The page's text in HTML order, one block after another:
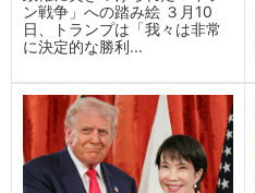
ン戦争」への踏み絵 ３月10
日、トランプは「我々は非常
に決定的な勝利...